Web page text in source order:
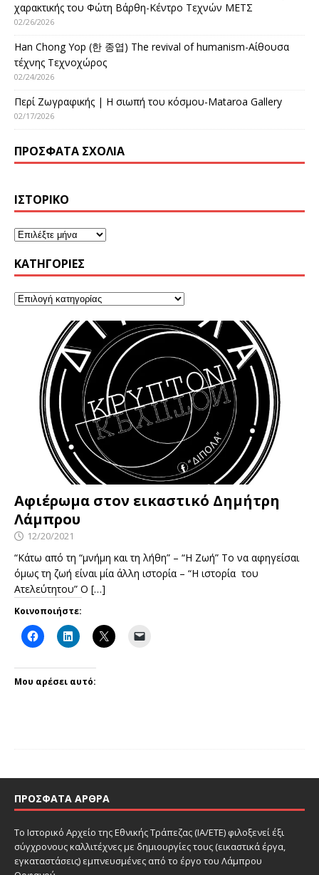
χαρακτικής του Φώτη Βάρθη-Κέντρο Τεχνών ΜΕΤΣ
02/26/2026
Han Chong Yop (한 종엽) The revival of humanism-Αίθουσα
τέχνης Τεχνοχώρος
02/24/2026
Περί Ζωγραφικής | Η σιωπή του κόσμου-Mataroa Gallery
02/17/2026
ΠΡΌΣΦΑΤΑ ΣΧΌΛΙΑ
ΙΣΤΟΡΙΚΌ
KΑΤΗΓΟΡΊΕΣ
Αφιέρωμα στον εικαστικό Δημήτρη
Λάμπρου
12/20/2021
“Κάτω από τη “μνήμη και τη λήθη” – “Η Ζωή” Το να αφηγείσαι
όμως τη ζωή είναι μία άλλη ιστορία – “Η ιστορία του
Ατελεύτητου” Ο […]
Κοινοποιήστε:
Μου αρέσει αυτό:
ΠΡΌΣΦΑΤΑ ΆΡΘΡΑ
Το Ιστορικό Αρχείο της Εθνικής Τράπεζας (ΙΑ/ΕΤΕ) φιλοξενεί έξι
σύγχρονους καλλιτέχνες με δημιουργίες τους (εικαστικά έργα,
εγκαταστάσεις) εμπνευσμένες από το έργο του Λάμπρου